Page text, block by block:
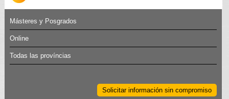
Másteres y Posgrados
Online
Todas las províncias
Solicitar información sin compromiso